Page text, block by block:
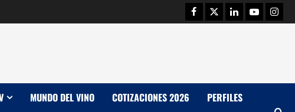
Facebook
TwitterLinkedinYoutube
MUNDO DEL VINO COTIZACIONES 2026 PERFILES